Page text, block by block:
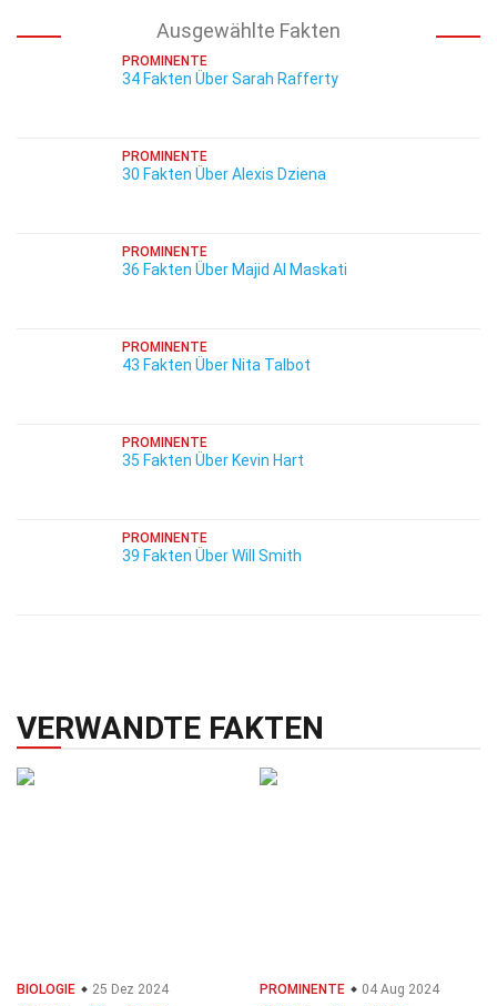
Ausgewählte Fakten
PROMINENTE
34 Fakten Über Sarah Rafferty
PROMINENTE
30 Fakten Über Alexis Dziena
PROMINENTE
36 Fakten Über Majid Al Maskati
PROMINENTE
43 Fakten Über Nita Talbot
PROMINENTE
35 Fakten Über Kevin Hart
PROMINENTE
39 Fakten Über Will Smith
VERWANDTE FAKTEN
BIOLOGIE 25 Dez 2024 PROMINENTE 04 Aug 2024